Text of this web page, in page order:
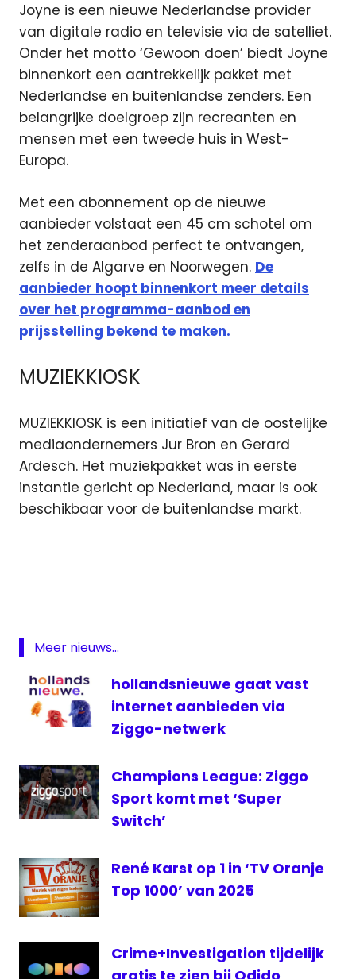
Joyne is een nieuwe Nederlandse provider
van digitale radio en televisie via de satelliet.
Onder het motto ‘Gewoon doen’ biedt Joyne
binnenkort een aantrekkelijk pakket met
Nederlandse en buitenlandse zenders. Een
belangrijke doelgroep zijn recreanten en
mensen met een tweede huis in West-
Europa.
Met een abonnement op de nieuwe
aanbieder volstaat een 45 cm schotel om
het zenderaanbod perfect te ontvangen,
zelfs in de Algarve en Noorwegen. De
aanbieder hoopt binnenkort meer details
over het programma-aanbod en
prijsstelling bekend te maken.
MUZIEKKIOSK
MUZIEKKIOSK is een initiatief van de oostelijke
mediaondernemers Jur Bron en Gerard
Ardesch. Het muziekpakket was in eerste
instantie gericht op Nederland, maar is ook
beschikbaar voor de buitenlandse markt.
TV
TV
Oranje
Meer nieuws...
hollandsnieuwe gaat vast
internet aanbieden via
Ziggo-netwerk
Champions League: Ziggo
Sport komt met ‘Super
Switch’
René Karst op 1 in ‘TV Oranje
Top 1000’ van 2025
Crime+Investigation tijdelijk